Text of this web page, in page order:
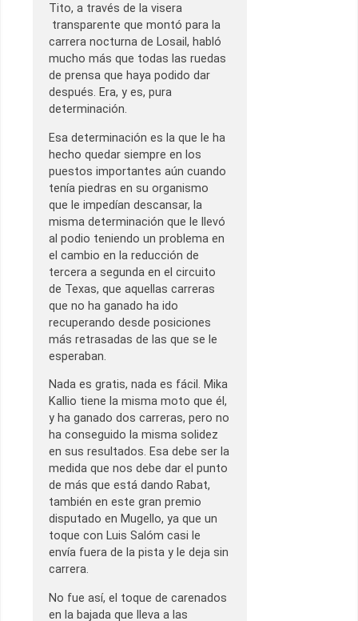
Tito, a través de la visera
transparente que montó para la
carrera nocturna de Losail, habló
mucho más que todas las ruedas
de prensa que haya podido dar
después. Era, y es, pura
determinación.
Esa determinación es la que le ha
hecho quedar siempre en los
puestos importantes aún cuando
tenía piedras en su organismo
que le impedían descansar, la
misma determinación que le llevó
al podio teniendo un problema en
el cambio en la reducción de
tercera a segunda en el circuito
de Texas, que aquellas carreras
que no ha ganado ha ido
recuperando desde posiciones
más retrasadas de las que se le
esperaban.
Nada es gratis, nada es fácil. Mika
Kallio tiene la misma moto que él,
y ha ganado dos carreras, pero no
ha conseguido la misma solidez
en sus resultados. Esa debe ser la
medida que nos debe dar el punto
de más que está dando Rabat,
también en este gran premio
disputado en Mugello, ya que un
toque con Luis Salóm casi le
envía fuera de la pista y le deja sin
carrera.
No fue así, el toque de carenados
en la bajada que lleva a las